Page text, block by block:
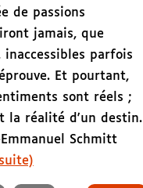
de passions
jamais, que
inaccessibles parfois
Et pourtant,
sont réels ;
la réalité d'un destin.
Schmitt